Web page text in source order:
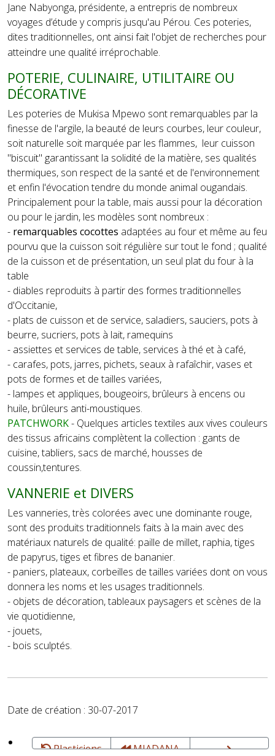
Jane Nabyonga, présidente, a entrepris de nombreux
voyages d’étude y compris jusqu'au Pérou. Ces poteries,
dites traditionnelles, ont ainsi fait l'objet de recherches pour
atteindre une qualité irréprochable.
POTERIE, CULINAIRE, UTILITAIRE OU
DÉCORATIVE
Les poteries de Mukisa Mpewo sont remarquables par la
finesse de l'argile, la beauté de leurs courbes, leur couleur,
soit naturelle soit marquée par les flammes, leur cuisson
"biscuit" garantissant la solidité de la matière, ses qualités
thermiques, son respect de la santé et de l'environnement
et enfin l'évocation tendre du monde animal ougandais.
Principalement pour la table, mais aussi pour la décoration
ou pour le jardin, les modèles sont nombreux :
- remarquables cocottes adaptées au four et même au feu
pourvu que la cuisson soit régulière sur tout le fond ; qualité
de la cuisson et de présentation, un seul plat du four à la
table
- diables reproduits à partir des formes traditionnelles
d'Occitanie,
- plats de cuisson et de service, saladiers, sauciers, pots à
beurre, sucriers, pots à lait, ramequins
- assiettes et services de table, services à thé et à café,
- carafes, pots, jarres, pichets, seaux à rafaîchir, vases et
pots de formes et de tailles variées,
- lampes et appliques, bougeoirs, brûleurs à encens ou
huile, brûleurs anti-moustiques.
PATCHWORK- Quelques articles textiles aux vives couleurs
des tissus africains complètent la collection : gants de
cuisine, tabliers, sacs de marché, housses de
coussin,tentures.
VANNERIE et DIVERS
Les vanneries, très colorées avec une dominante rouge,
sont des produits traditionnels faits à la main avec des
matériaux naturels de qualité: paille de millet, raphia, tiges
de papyrus, tiges et fibres de bananier.
- paniers, plateaux, corbeilles de tailles variées dont on vous
donnera les noms et les usages traditionnels.
- objets de décoration, tableaux paysagers et scènes de la
vie quotidienne,
- jouets,
- bois sculptés.
Date de création : 30-07-2017
Plasticiens
MIADANA